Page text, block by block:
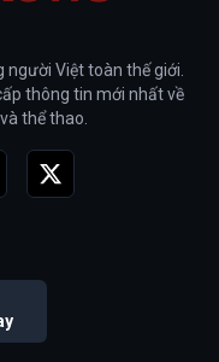
Việt toàn thế giới.
thông tin mới nhất về
thể thao.